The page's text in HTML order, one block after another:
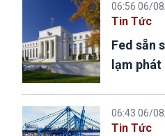
06:56 06/
Tin Tức
Fed sẵn
lạm
06:43 06/
Tin Tức